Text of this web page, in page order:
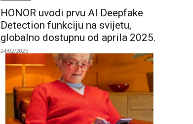
HONOR uvodi prvu AI Deepfake
Detection funkciju na svijetu,
globalno dostupnu od aprila 2025.
24/02/2025